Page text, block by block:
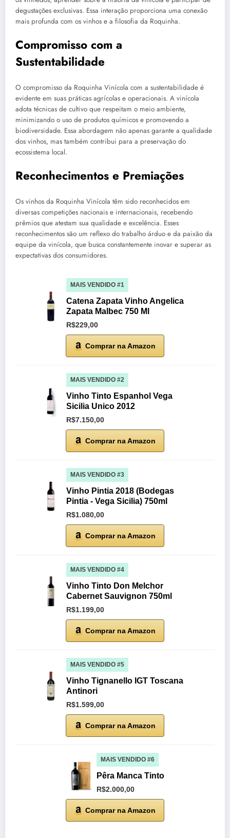
degustações exclusivas. Essa interação proporciona uma conexão
mais profunda com os vinhos e a filosofia da Roquinha.
Compromisso com a
Sustentabilidade
O compromisso da Roquinha Vinícola com a sustentabilidade é
evidente em suas práticas agrícolas e operacionais. A vinícola
adota técnicas de cultivo que respeitam o meio ambiente,
minimizando o uso de produtos químicos e promovendo a
biodiversidade. Essa abordagem não apenas garante a qualidade
dos vinhos, mas também contribui para a preservação do
ecossistema local.
Reconhecimentos e Premiações
Os vinhos da Roquinha Vinícola têm sido reconhecidos em
diversas competições nacionais e internacionais, recebendo
prêmios que atestam sua qualidade e excelência. Esses
reconhecimentos são um reflexo do trabalho árduo e da paixão da
equipe da vinícola, que busca constantemente inovar e superar as
expectativas dos consumidores.
MAIS VENDIDO #1
Catena Zapata Vinho Angelica
Zapata Malbec 750 Ml
R$229,00
Comprar na Amazon
MAIS VENDIDO #2
Vinho Tinto Espanhol Vega
Sicilia Unico 2012
R$7.150,00
Comprar na Amazon
MAIS VENDIDO #3
Vinho Pintia 2018 (Bodegas
Pintia - Vega Sicilia) 750ml
R$1.080,00
Comprar na Amazon
MAIS VENDIDO #4
Vinho Tinto Don Melchor
Cabernet Sauvignon 750ml
R$1.199,00
Comprar na Amazon
MAIS VENDIDO #5
Vinho Tignanello IGT Toscana
Antinori
R$1.599,00
Comprar na Amazon
MAIS VENDIDO #6
Pêra Manca Tinto
R$2.000,00
Comprar na Amazon